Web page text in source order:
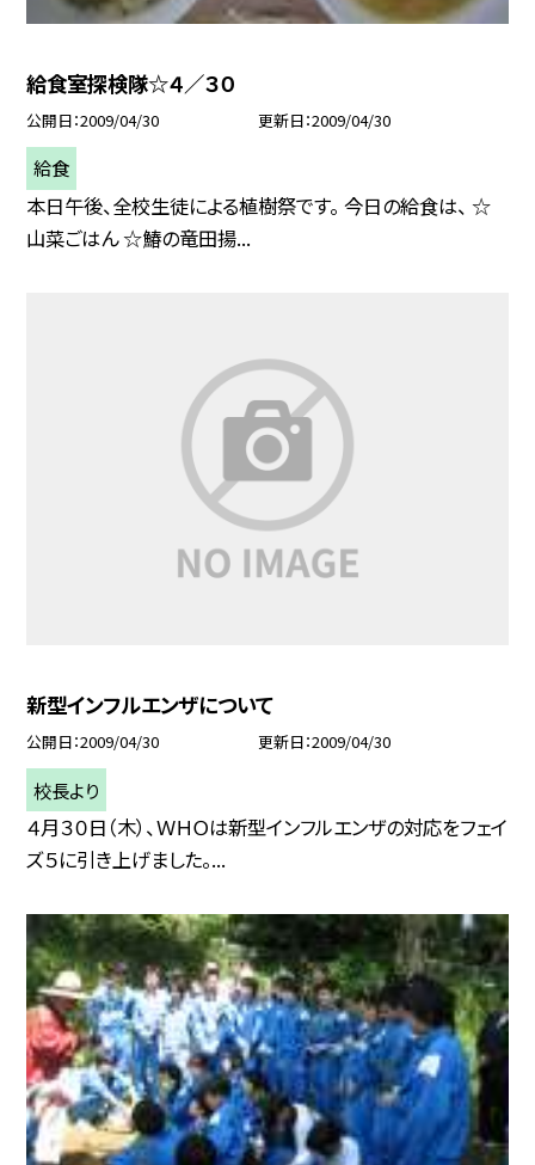
給食室探検隊☆４／３０
公開日 2009/04/30 更新日 2009/04/30
給食
本日午後、全校生徒による植樹祭です。 今日の給食は、 ☆
山菜ごはん ☆鰆の竜田揚...
新型インフルエンザについて
公開日 2009/04/30 更新日 2009/04/30
校長より
４月３０日（木）、ＷＨＯは新型インフルエンザの対応をフェイ
ズ５に引き上げました。...